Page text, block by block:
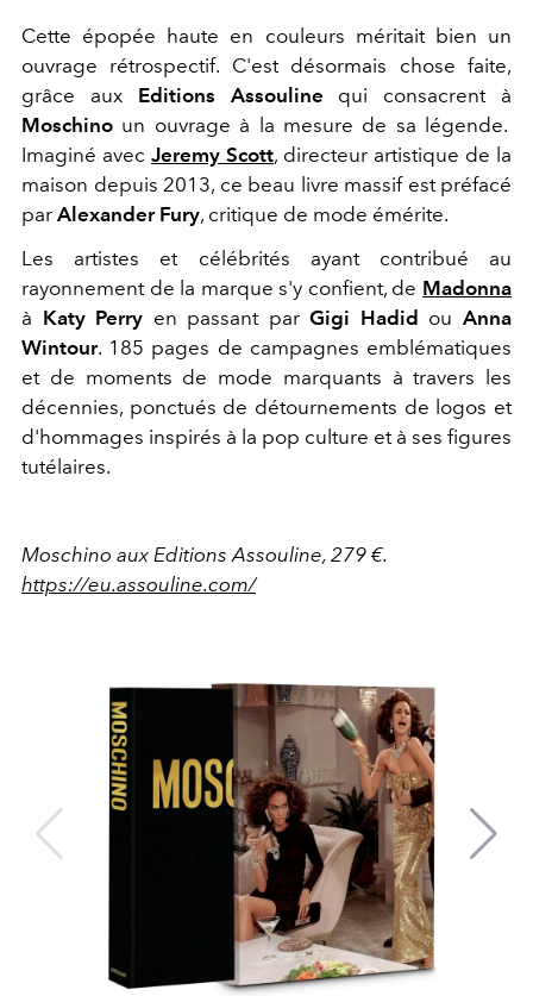
Cette épopée haute en couleurs méritait bien un
ouvrage rétrospectif. C'est désormais chose faite,
grâce aux Editions Assouline qui consacrent à
Moschino un ouvrage à la mesure de sa légende.
Imaginé avec Jeremy Scott, directeur artistique de la
maison depuis 2013, ce beau livre massif est préfacé
par Alexander Fury, critique de mode émérite.
Les artistes et célébrités ayant contribué au
rayonnement de la marque s'y confient, de Madonna
à Katy Perry en passant parGigi Hadid ouAnna
Wintour. 185 pages de campagnes emblématiques
et de moments de mode marquants à travers les
décennies, ponctués de détournements de logos et
d'hommages inspirés à la pop culture et à ses figures
tutélaires.
Moschino aux Editions Assouline, 279 €.
https://eu.assouline.com/